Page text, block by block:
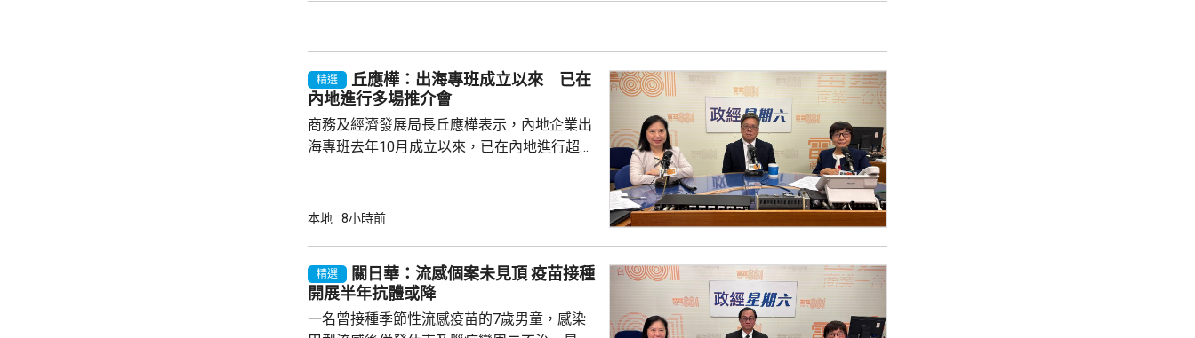
灣區，及解決專利權方面弱點。盧煜明表示，
中大亦將把握北都帶來的機遇，已向政府提...
精選
丘應樺：出海專班成立以來 已在
內地進行多場推介會
商務及經濟發展局長丘應樺表示，內地企業出
海專班去年10月成立以來，已在內地進行超過
時，亦已帶同內地及香港企業隨團，簽訂96份
先將企業「引進來」，鼓勵在香港先成立地區
總部或公司，並在香港作籌融資，相信對香港
整體經濟有幫助，他下周出訪馬來...
本地 8小時前
精選
關日華：流感個案未見頂 疫苗接種
開展半年抗體或降
一名曾接種季節性流感疫苗的7歲男童，感染